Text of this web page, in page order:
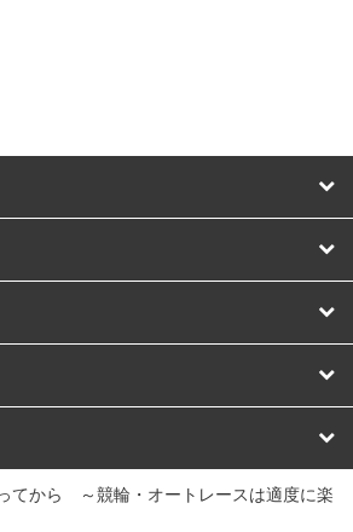
競輪場 取手競輪場 宇都宮競輪場
てから ～競輪・オートレースは適度に楽